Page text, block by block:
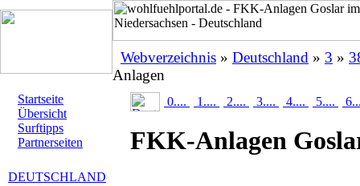
Webverzeichnis » Deutschland » 3 »
Anlagen
Startseite
Übersicht
Surftipps
Partnerseiten
DEUTSCHLAND
0.... 1.... 2.... 3.... 4.... 5....
FKK-Anlagen